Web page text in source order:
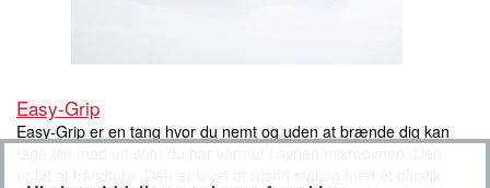
Easy-Grip
Easy-Grip er en tang hvor du nemt og uden at brænde dig kan